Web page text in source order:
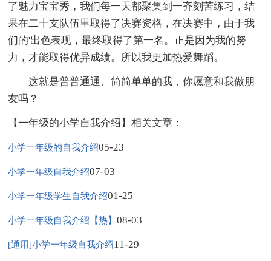
了魅力宝宝秀，我们每一天都聚集到一齐刻苦练习，结
果在二十支队伍里取得了决赛资格，在决赛中，由于我
们的'出色表现，最终取得了第一名。正是因为我的努
力，才能取得优异成绩。所以我更加热爱舞蹈。
这就是普普通通、简简单单的我，你愿意和我做朋
友吗？
【一年级的小学自我介绍】相关文章：
小学一年级的自我介绍05-23
小学一年级自我介绍07-03
小学一年级学生自我介绍01-25
小学一年级自我介绍【热】08-03
[通用]小学一年级自我介绍11-29